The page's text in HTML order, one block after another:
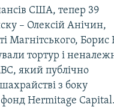
США, тепер 39
– Олексій Анічин,
Магнітського, Борис
тортур і
який публічно
з боку
фонд Hermitage Capital.